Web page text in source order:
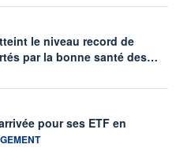
le niveau record de
par la bonne santé des…
pour ses ETF en